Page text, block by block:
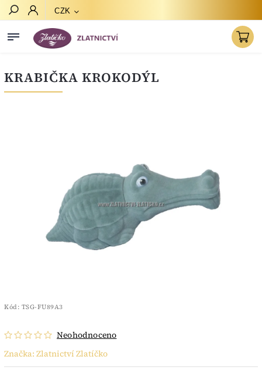
CZK
KRABIČKA KROKODÝL
Kód: TSG-FU89A3
Neohodnoceno
Značka: Zlatnictví Zlatíčko